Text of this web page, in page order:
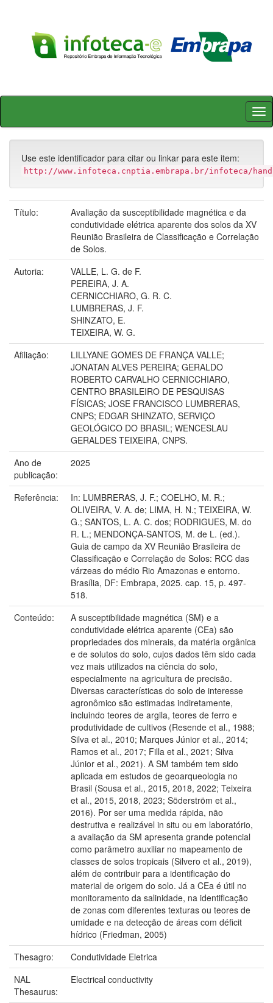
Skip
Use este identificador para citar ou linkar para este item:
http://www.infoteca.cnptia.embrapa.br/infoteca/
Título:
Avaliação da susceptibilidade magnética e da
condutividade elétrica aparente dos solos da XV
Reunião Brasileira de Classificação e Correlação
de Solos.
Autoria:
VALLE, L. G. de F.
PEREIRA, J. A.
CERNICCHIARO, G. R. C.
LUMBRERAS, J. F.
SHINZATO, E.
TEIXEIRA, W. G.
Afiliação:
LILLYANE GOMES DE FRANÇA VALLE;
JONATAN ALVES PEREIRA; GERALDO
ROBERTO CARVALHO CERNICCHIARO,
CENTRO BRASILEIRO DE PESQUISAS
FÍSICAS; JOSE FRANCISCO LUMBRERAS,
CNPS; EDGAR SHINZATO, SERVIÇO
GEOLÓGICO DO BRASIL; WENCESLAU
GERALDES TEIXEIRA, CNPS.
Ano de
publicação:
2025
Referência:
In: LUMBRERAS, J. F.; COELHO, M. R.;
OLIVEIRA, V. A. de; LIMA, H. N.; TEIXEIRA, W.
G.; SANTOS, L. A. C. dos; RODRIGUES, M. do
R. L.; MENDONÇA-SANTOS, M. de L. (ed.).
Guia de campo da XV Reunião Brasileira de
Classificação e Correlação de Solos: RCC das
várzeas do médio Rio Amazonas e entorno.
Brasília, DF: Embrapa, 2025. cap. 15, p. 497-
518.
Conteúdo:
A susceptibilidade magnética (SM) e a
condutividade elétrica aparente (CEa) são
propriedades dos minerais, da matéria orgânica
e de solutos do solo, cujos dados têm sido cada
vez mais utilizados na ciência do solo,
especialmente na agricultura de precisão.
Diversas características do solo de interesse
agronômico são estimadas indiretamente,
incluindo teores de argila, teores de ferro e
produtividade de cultivos (Resende et al., 1988;
Silva et al., 2010; Marques Júnior et al., 2014;
Ramos et al., 2017; Filla et al., 2021; Silva
Júnior et al., 2021). A SM também tem sido
aplicada em estudos de geoarqueologia no
Brasil (Sousa et al., 2015, 2018, 2022; Teixeira
et al., 2015, 2018, 2023; Söderström et al.,
2016). Por ser uma medida rápida, não
destrutiva e realizável in situ ou em laboratório,
a avaliação da SM apresenta grande potencial
como parâmetro auxiliar no mapeamento de
classes de solos tropicais (Silvero et al., 2019),
além de contribuir para a identificação do
material de origem do solo. Já a CEa é útil no
monitoramento da salinidade, na identificação
de zonas com diferentes texturas ou teores de
umidade e na detecção de áreas com déficit
hídrico (Friedman, 2005)
Thesagro:
Condutividade Eletrica
NAL
Thesaurus:
Electrical conductivity